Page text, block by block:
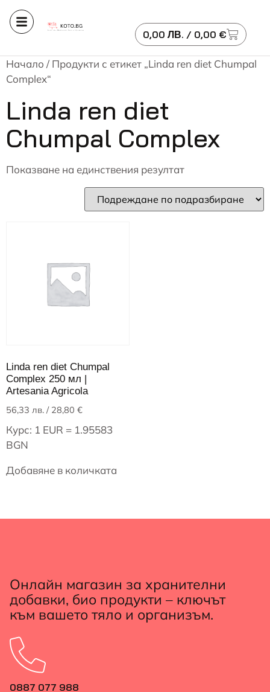
0,00 ЛВ. / 0,00 €
Начало / Продукти с етикет „Linda ren diet Chumpal
Complex“
Linda ren diet
Chumpal Complex
Показване на единствения резултат
Linda ren diet Chumpal
Complex 250 мл |
Artesania Agricola
56,33 лв. / 28,80 €
Курс: 1 EUR = 1.95583
BGN
Добавяне в количката
Онлайн магазин за хранителни
добавки, био продукти – ключът
към вашето тяло и организъм.
0887 077 988